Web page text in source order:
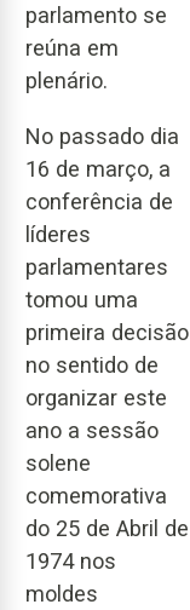
parlamento se
reúna em
plenário.
No passado dia
16 de março, a
conferência de
líderes
parlamentares
tomou uma
primeira decisão
no sentido de
organizar este
ano a sessão
solene
comemorativa
do 25 de Abril de
1974 nos
moldes